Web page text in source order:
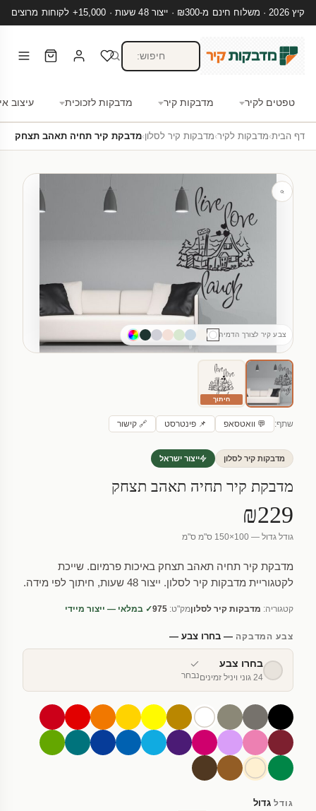
קיץ 2026 · משלוח חינם מ-₪300 · ייצור 48 שעות · 15,000+ לקוחות מרוצים
טפטים לקיר מדבקות קיר מדבקות לזכוכית עיצוב
דף הבית›מדבקות לקיר›מדבקות קיר לסלון›מדבקת קיר תחיה תאהב תצחק
צבע קיר לצורך הדמיה
חיתוך
שתף: 💬 וואטסאפ 📌 פינטרסט 🔗 קישור
מדבקות קיר לסלון ייצור ישראל
מדבקת קיר תחיה תאהב תצחק
₪229
גודל גדול — 100×150 ס"מ ס"מ
מדבקת קיר תחיה תאהב תצחק באיכות פרמיום. שייכת
לקטגוריית מדבקות קיר לסלון. ייצור 48 שעות, חיתוך לפי מידה.
קטגוריה: מדבקות קיר לסלוןמק"ט: 975✓ במלאי — ייצור מיידי
צבע המדבקה— בחרו צבע —
בחרו צבע
24 גוני ויניל זמינים נבחר
גודל גדול